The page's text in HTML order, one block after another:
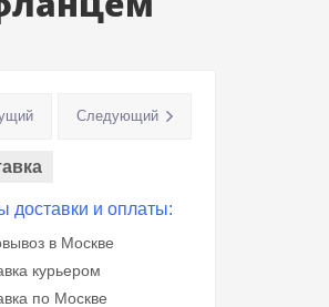
Следующий
доставки и оплаты:
в Москве
курьером
по Москве